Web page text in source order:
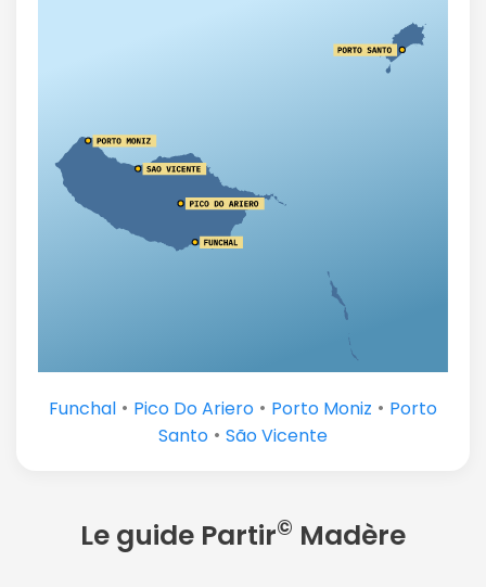
Funchal • Pico Do Ariero • Porto Moniz • Porto
Santo • São Vicente
Le guide Partir© Madère